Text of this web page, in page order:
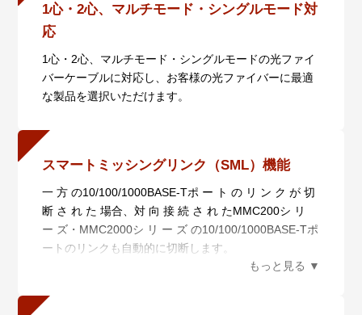
1心・2心、マルチモード・シングルモード対
応
1心・2心、マルチモード・シングルモードの光ファイ
バーケーブルに対応し、お客様の光ファイバーに最適
な製品を選択いただけます。
スマートミッシングリンク（SML）機能
一 方 の10/100/1000BASE-Tポ ー ト の リ ン ク が 切
断 さ れ た 場合、対 向 接 続 さ れ たMMC200シ リ
ー ズ・MMC2000シ リ ー ズ の10/100/1000BASE-Tポ
ートのリンクも自動的に切断します。
光 ポ ートのリンクが 切 断された 場 合 は、自 機 お
自動的に切断します。